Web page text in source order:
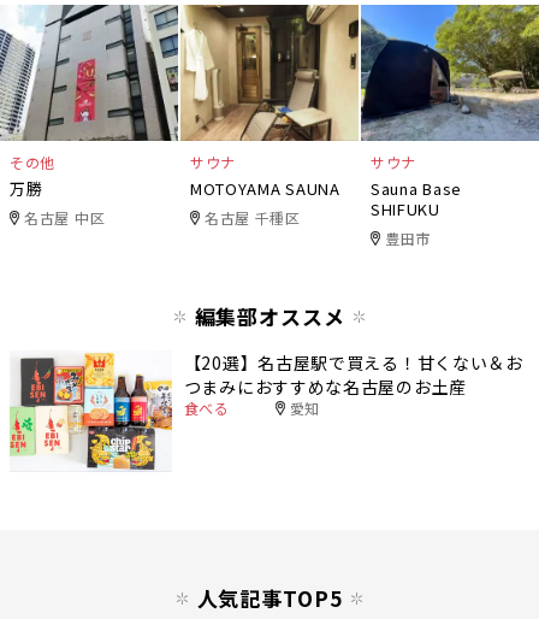
その他
万勝
名古屋 中区
サウナ
MOTOYAMA SAUNA
名古屋 千種区
サウナ
Sauna Base
SHIFUKU
豊田市
編集部オススメ
【20選】名古屋駅で買える！甘くない＆お
つまみにおすすめな名古屋のお土産
食べる 愛知
人気記事TOP5